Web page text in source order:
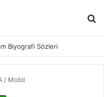
Biyografi Sözleri
/ Mobil